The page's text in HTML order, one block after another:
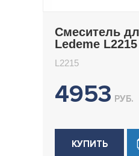
Смеситель
Ledeme L2215
L2215
4953 РУБ.
КУПИТЬ